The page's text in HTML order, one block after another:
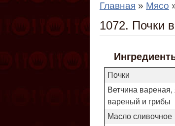
Главная » Мясо
1072. Почки
Почки
Ветчина
вареный и грибы
Масло сливочное